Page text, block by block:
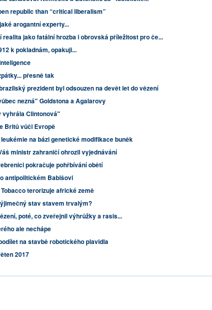
republic than “critical liberalism”
arogantní experty...
realita jako fatální hrozba i obrovská příležitost pro če...
k pokladnám, opakuji...
přesně tak
prezident byl odsouzen na devět let do vězení
nezná" Goldstona a Agalarovy
vyhrála Clintonová"
Britů vůči Evropě
na bázi genetické modifikace buněk
ministr zahraničí ohrozil vyjednávání
pokračuje pohřbívání obětí
antipolitickém Babišovi
terorizuje africké země
stav stavem trvalým?
poté, co zveřejnil výhrůžky a rasis...
ale nechápe
na stavbě robotického plavidla
2017